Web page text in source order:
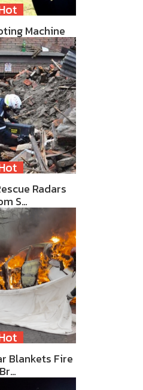
Machine
Radars
S…
Blankets Fire
Br…